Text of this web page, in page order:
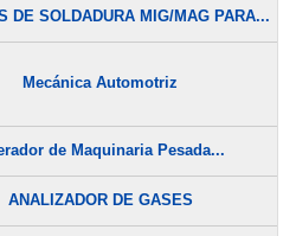
DE SOLDADURA MIG/MAG PARA...
Mecánica Automotriz
de Maquinaria Pesada...
ANALIZADOR DE GASES